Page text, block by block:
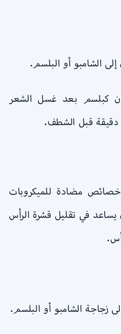
الشامبو أو البلسم.
كبلسم بعد غسل الشعر
مضادة للميكروبات
يساعد في تقليل قشرة الرأس